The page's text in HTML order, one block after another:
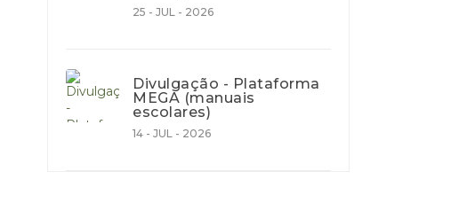
25 - JUL - 2026
Divulgação - Plataforma
MEGA (manuais
escolares)
14 - JUL - 2026